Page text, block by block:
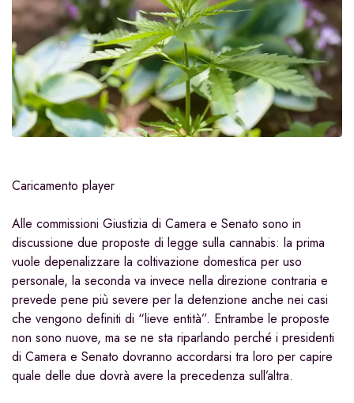
Caricamento player
Alle commissioni Giustizia di Camera e Senato sono in
discussione due proposte di legge sulla cannabis: la prima
vuole depenalizzare la coltivazione domestica per uso
personale, la seconda va invece nella direzione contraria e
prevede pene più severe per la detenzione anche nei casi
che vengono definiti di “lieve entità”. Entrambe le proposte
non sono nuove, ma se ne sta riparlando perché i presidenti
di Camera e Senato dovranno accordarsi tra loro per capire
quale delle due dovrà avere la precedenza sull’altra.